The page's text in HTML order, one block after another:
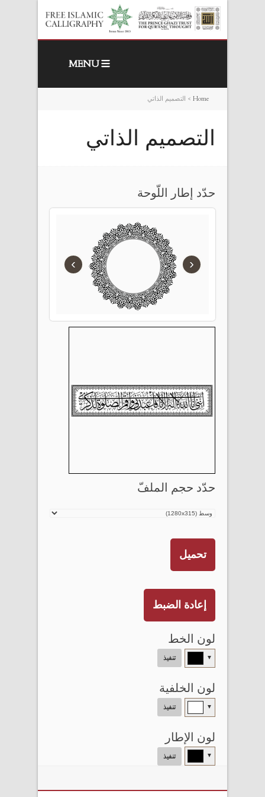
MENU
Home
> التصميم الذاتي
التصميم الذاتي
حدّد إطار اللّوحة
› ‹
حدّد حجم الملفّ
تحميل
إعادة الضبط
لون الخط
▼ تنفيذ
لون الخلفية
▼ تنفيذ
لون الإطار
▼ تنفيذ